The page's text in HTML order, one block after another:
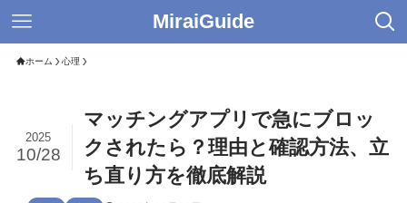
MiraiGuide
ホーム 心理
マッチングアプリで急にブロッ
クされたら？理由と確認方法、立
ち直り方を徹底解説
2025
10/28